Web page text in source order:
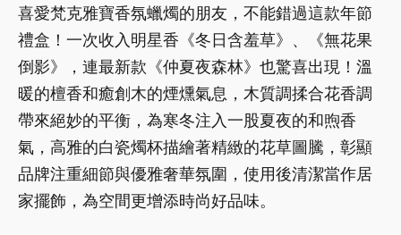
喜愛梵克雅寶香氛蠟燭的朋友，不能錯過這款年節
禮盒！一次收入明星香《冬日含羞草》、《無花果
倒影》，連最新款《仲夏夜森林》也驚喜出現！溫
暖的檀香和癒創木的煙燻氣息，木質調揉合花香調
帶來絕妙的平衡，為寒冬注入一股夏夜的和煦香
氣，高雅的白瓷燭杯描繪著精緻的花草圖騰，彰顯
品牌注重細節與優雅奢華氛圍，使用後清潔當作居
家擺飾，為空間更增添時尚好品味。